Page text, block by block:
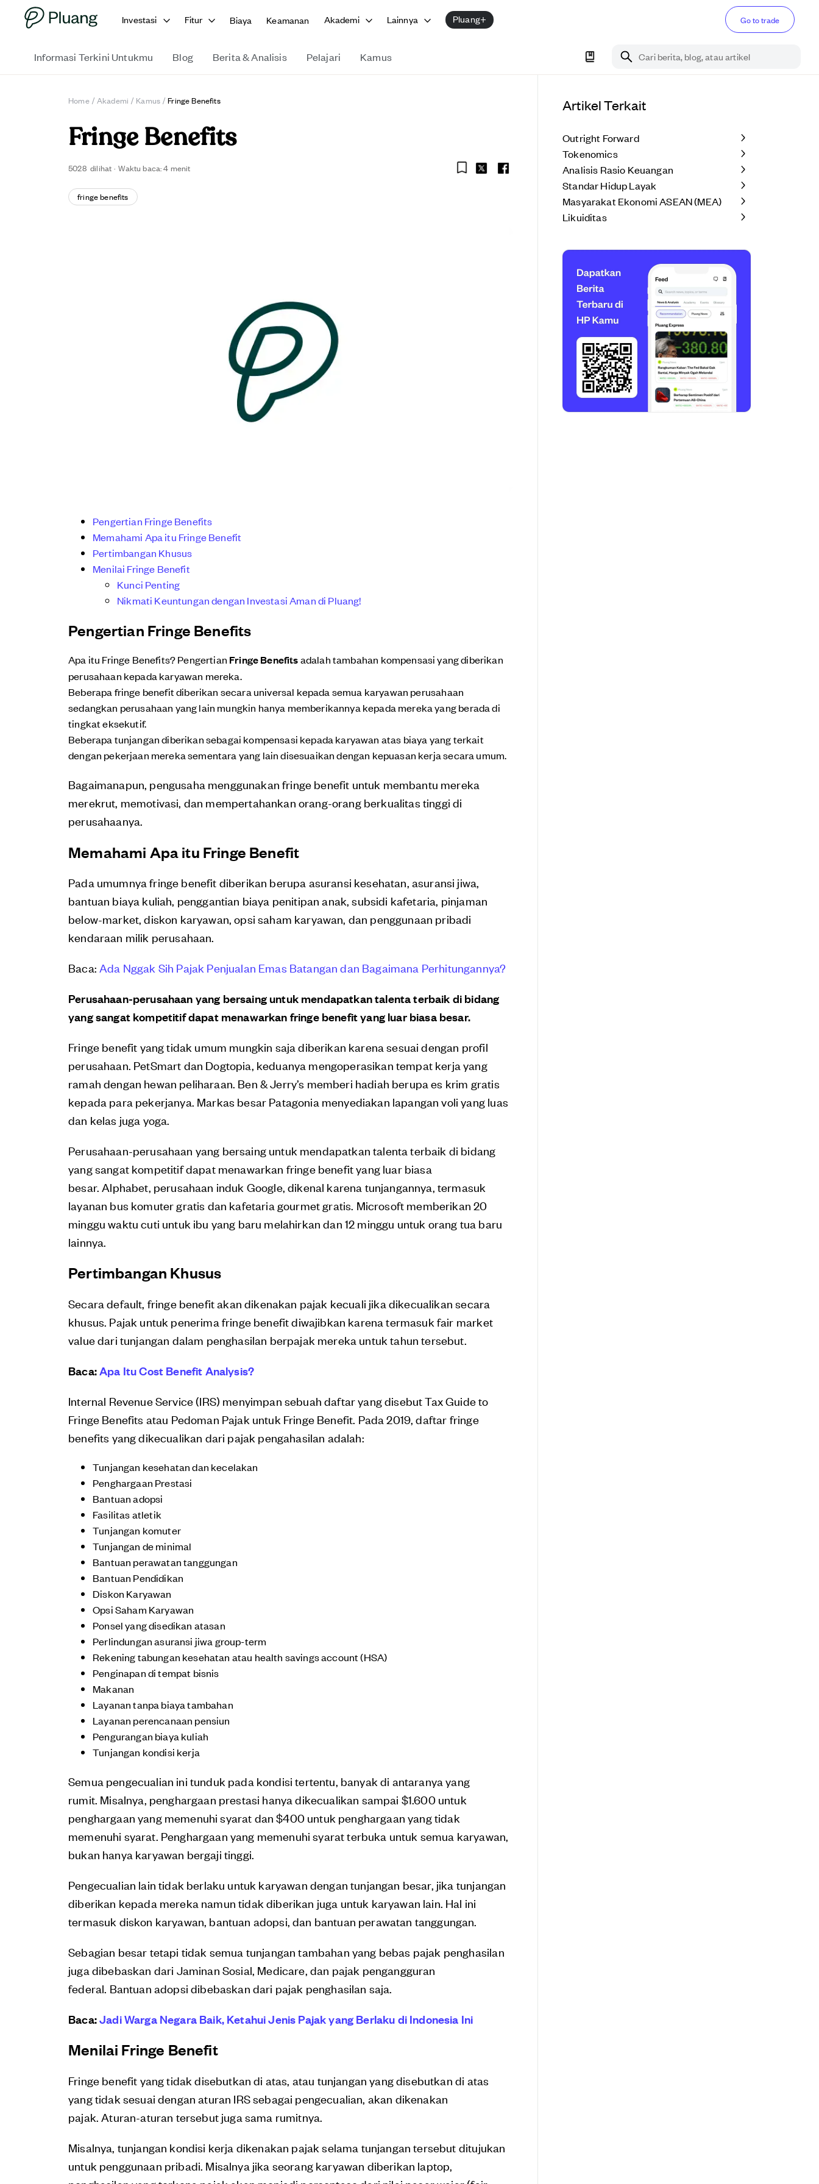
Investasi Fitur Biaya Keamanan Akademi Lainnya Pluang+ Go to trade
Informasi Terkini Untukmu Blog Berita & Analisis Pelajari Kamus Cari berita, blog, atau artikel
Home / Akademi / Kamus / Fringe Benefits
Fringe Benefits
5028dilihat · Waktu baca:4 menit
fringe benefits
Pengertian Fringe Benefits
Memahami Apa itu Fringe Benefit
Pertimbangan Khusus
Menilai Fringe Benefit
Kunci Penting
Nikmati Keuntungan dengan Investasi Aman di Pluang!
Pengertian Fringe Benefits
Apa itu Fringe Benefits? Pengertian Fringe Benefitsadalah tambahan kompensasi yang diberikan
perusahaan kepada karyawan mereka.
Beberapa fringe benefit diberikan secara universal kepada semua karyawan perusahaan
sedangkan perusahaan yang lain mungkin hanya memberikannya kepada mereka yang berada di
tingkat eksekutif.
Beberapa tunjangan diberikan sebagai kompensasi kepada karyawan atas biaya yang terkait
dengan pekerjaan mereka sementara yang lain disesuaikan dengan kepuasan kerja secara umum.
Bagaimanapun, pengusaha menggunakan fringe benefit untuk membantu mereka
merekrut, memotivasi, dan mempertahankan orang-orang berkualitas tinggi di
perusahaanya.
Memahami Apa itu Fringe Benefit
Pada umumnya fringe benefit diberikan berupa asuransi kesehatan, asuransi jiwa,
bantuan biaya kuliah, penggantian biaya penitipan anak, subsidi kafetaria, pinjaman
below-market, diskon karyawan, opsi saham karyawan, dan penggunaan pribadi
kendaraan milik perusahaan.
Baca:Ada Nggak Sih Pajak Penjualan Emas Batangan dan Bagaimana Perhitungannya?
Perusahaan-perusahaan yang bersaing untuk mendapatkan talenta terbaik di bidang
yang sangat kompetitif dapat menawarkan fringe benefit yang luar biasa besar.
Fringe benefit yang tidak umum mungkin saja diberikan karena sesuai dengan profil
perusahaan. PetSmart dan Dogtopia, keduanya mengoperasikan tempat kerja yang
ramah dengan hewan peliharaan. Ben & Jerry’s memberi hadiah berupa es krim gratis
kepada para pekerjanya. Markas besar Patagonia menyediakan lapangan voli yang luas
dan kelas juga yoga.
Perusahaan-perusahaan yang bersaing untuk mendapatkan talenta terbaik di bidang
yang sangat kompetitif dapat menawarkan fringe benefit yang luar biasa
besar. Alphabet, perusahaan induk Google, dikenal karena tunjangannya, termasuk
layanan bus komuter gratis dan kafetaria gourmet gratis. Microsoft memberikan 20
minggu waktu cuti untuk ibu yang baru melahirkan dan 12 minggu untuk orang tua baru
lainnya.
Pertimbangan Khusus
Secara default, fringe benefit akan dikenakan pajak kecuali jika dikecualikan secara
khusus. Pajak untuk penerima fringe benefit diwajibkan karena termasuk fair market
value dari tunjangan dalam penghasilan berpajak mereka untuk tahun tersebut.
Baca:Apa Itu Cost Benefit Analysis?
Internal Revenue Service (IRS) menyimpan sebuah daftar yang disebut Tax Guide to
Fringe Benefits atau Pedoman Pajak untuk Fringe Benefit. Pada 2019, daftar fringe
benefits yang dikecualikan dari pajak pengahasilan adalah:
Tunjangan kesehatan dan kecelakan
Penghargaan Prestasi
Bantuan adopsi
Fasilitas atletik
Tunjangan komuter
Tunjangan de minimal
Bantuan perawatan tanggungan
Bantuan Pendidikan
Diskon Karyawan
Opsi Saham Karyawan
Ponsel yang disedikan atasan
Perlindungan asuransi jiwa group-term
Rekening tabungan kesehatan atau health savings account (HSA)
Penginapan di tempat bisnis
Makanan
Layanan tanpa biaya tambahan
Layanan perencanaan pensiun
Pengurangan biaya kuliah
Tunjangan kondisi kerja
Semua pengecualian ini tunduk pada kondisi tertentu, banyak di antaranya yang
rumit. Misalnya, penghargaan prestasi hanya dikecualikan sampai $1.600 untuk
penghargaan yang memenuhi syarat dan $400 untuk penghargaan yang tidak
memenuhi syarat. Penghargaan yang memenuhi syarat terbuka untuk semua karyawan,
bukan hanya karyawan bergaji tinggi.
Pengecualian lain tidak berlaku untuk karyawan dengan tunjangan besar, jika tunjangan
diberikan kepada mereka namun tidak diberikan juga untuk karyawan lain. Hal ini
termasuk diskon karyawan, bantuan adopsi, dan bantuan perawatan tanggungan.
Sebagian besar tetapi tidak semua tunjangan tambahan yang bebas pajak penghasilan
juga dibebaskan dari Jaminan Sosial, Medicare, dan pajak pengangguran
federal. Bantuan adopsi dibebaskan dari pajak penghasilan saja.
Baca:Jadi Warga Negara Baik, Ketahui Jenis Pajak yang Berlaku di Indonesia Ini
Menilai Fringe Benefit
Fringe benefit yang tidak disebutkan di atas, atau tunjangan yang disebutkan di atas
yang tidak sesuai dengan aturan IRS sebagai pengecualian, akan dikenakan
pajak. Aturan-aturan tersebut juga sama rumitnya.
Misalnya, tunjangan kondisi kerja dikenakan pajak selama tunjangan tersebut ditujukan
untuk penggunaan pribadi. Misalnya jika seorang karyawan diberikan laptop,
Artikel Terkait
Outright Forward
Tokenomics
Analisis Rasio Keuangan
Standar Hidup Layak
Masyarakat Ekonomi ASEAN (MEA)
Likuiditas